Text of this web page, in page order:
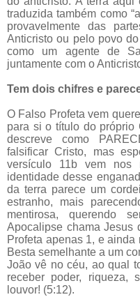
traduzida também como
provavelmente das
Anticristo ou pelo povo
como um agente de
juntamente com o
Tem dois chifres e
O Falso Profeta vem
para si o título do próprio
descreve como
falsificar Cristo, mas
versículo 11b vem nos
identidade desse
da terra parece um
estranho, mais
mentirosa, querendo
Apocalipse chama Jesus
Profeta apenas 1, e ainda
Besta semelhante a um
João vê no céu, ao qual
receber poder, riqueza,
louvor! (5:12).